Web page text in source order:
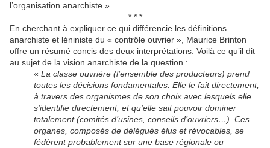
l’organisation anarchiste ».
* * *
En cherchant à expliquer ce qui différencie les définitions
anarchiste et léniniste du « contrôle ouvrier », Maurice Brinton
offre un résumé concis des deux interprétations. Voilà ce qu’il dit
au sujet de la vision anarchiste de la question :
« La classe ouvrière (l’ensemble des producteurs) prend
toutes les décisions fondamentales. Elle le fait directement,
à travers des organismes de son choix avec lesquels elle
s’identifie directement, et qu’elle sait pouvoir dominer
totalement (comités d’usines, conseils d’ouvriers…). Ces
organes, composés de délégués élus et révocables, se
fédèrent probablement sur une base régionale ou